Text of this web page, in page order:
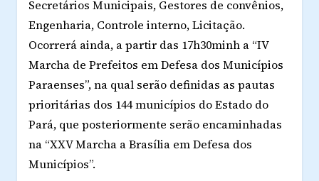
Secretários Municipais, Gestores de convênios,
Engenharia, Controle interno, Licitação.
Ocorrerá ainda, a partir das 17h30minh a “IV
Marcha de Prefeitos em Defesa dos Municípios
Paraenses”, na qual serão definidas as pautas
prioritárias dos 144 municípios do Estado do
Pará, que posteriormente serão encaminhadas
na “XXV Marcha a Brasília em Defesa dos
Municípios”.